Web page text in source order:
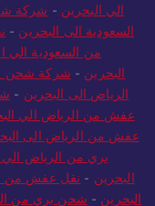
الي البحرين - شركة
السعودية الى البحرين -
من السعودية الي
البحرين - شركة شحن
الرياض الى البحرين -
عفش من الرياض الي
عفش من الرياض الى
بري من الرياض الي
البحرين - نقل عفش من
البحرين - شحن بري من